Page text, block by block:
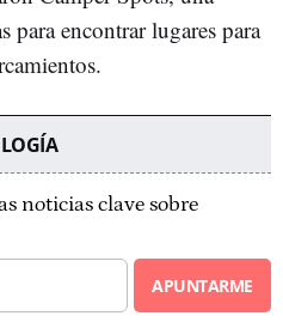
para encontrar lugares para
noticias clave sobre
APUNTARME